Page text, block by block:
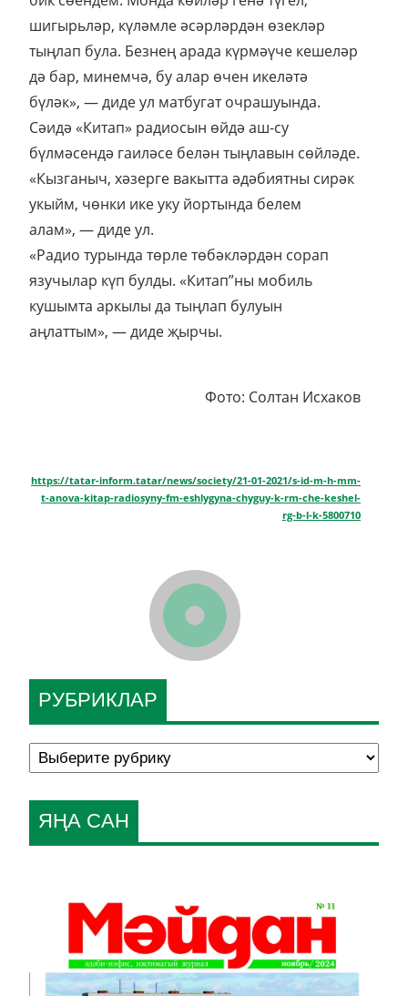
шигырьләр, күләмле әсәрләрдән өзекләр
тыңлап була. Безнең арада күрмәүче кешеләр
дә бар, минемчә, бу алар өчен икеләтә
бүләк», — диде ул матбугат очрашуында.
Сәидә «Китап» радиосын өйдә аш-су
бүлмәсендә гаиләсе белән тыңлавын сөйләде.
«Кызганыч, хәзерге вакытта әдәбиятны сирәк
укыйм, чөнки ике уку йортында белем
алам», — диде ул.
«Радио турында төрле төбәкләрдән сорап
язучылар күп булды. «Китап”ны мобиль
кушымта аркылы да тыңлап булуын
аңлаттым», — диде җырчы.
Фото: Солтан Исхаков
https://tatar-inform.tatar/news/society/21-01-2021/s-id-m-h-mm-
t-anova-kitap-radiosyny-fm-eshlygyna-chyguy-k-rm-che-keshel-
rg-b-l-k-5800710
РУБРИКЛАР
ЯҢА САН